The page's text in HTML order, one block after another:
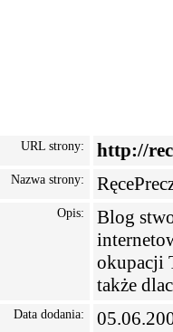
URL strony: http://
Nazwa strony:
Opis:
Blog
okupacji
także
Data dodania: